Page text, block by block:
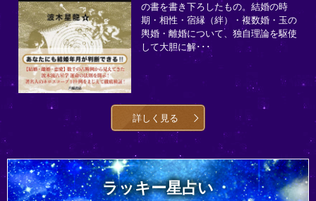
の書を書き下ろしたもの。結婚の時
期・相性・宿縁（絆）・複数婚・玉の
輿婚・離婚について、独自理論を駆使
して大胆に解･･･
詳しく見る
ラッキー星占い